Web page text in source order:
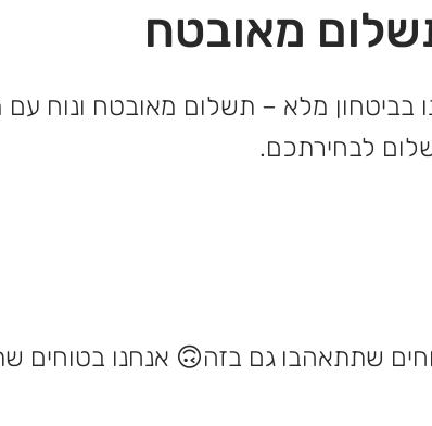
מאובטח
בביטחון מלא – תשלום מאובטח ונוח עם
לבחירתכם.
אנחנו בטוחים שתתאהבו גם בזה 🙃